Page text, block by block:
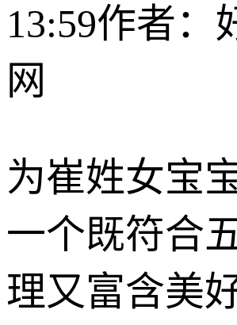
13:59作者：
网
为崔姓女宝
一个既符合
理又富含美